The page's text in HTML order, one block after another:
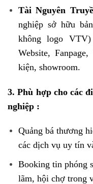
Tài Nguyên
nghiệp sở hữu
không logo
Website,
kiện, showroom.
3.Phù hợp cho các
nghiệp :
Quảng bá thương
các dịch vụ uy tín
Booking tin phóng
lãm, hội chợ trong